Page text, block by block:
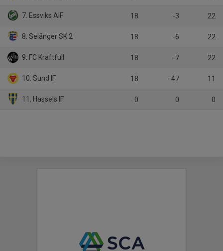
7. Essviks AIF 18 -3 22
8. Selånger SK 2 18 -6 22
9. FC Kraftfull 18 -7 22
10. Sund IF 18 -47 11
11. Hassels IF 0 0 0